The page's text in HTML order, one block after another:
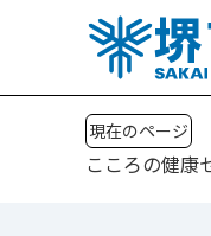
現在のページ
こころの健康